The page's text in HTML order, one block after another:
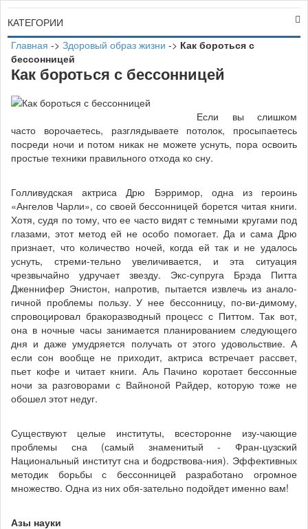
КАТЕГОРИИ
Главная -> Здоровый образ жизни -> Как бороться с
бессонницей
Как бороться с бессонницей
Если вы слишком
часто ворочаетесь, разглядываете потолок, просыпаетесь
посреди ночи и потом никак не можете уснуть, пора освоить
простые техники правильного отхода ко сну.
Голливудская актриса Дрю Бэрримор, одна из героинь
«Ангелов Чарли», со своей бессонницей борется читая книги.
Хотя, судя по тому, что ее часто видят с темными кругами под
глазами, этот метод ей не особо помогает. Да и сама Дрю
признает, что количество ночей, когда ей так и не удалось
уснуть, стреми-тельно увеличивается, и эта ситуация
чрезвычайно удручает звезду. Экс-супруга Брэда Питта
Дженнифер Энистон, напротив, пытается извлечь из анало-
гичной проблемы пользу. У нее бессонницу, по-ви-димому,
спровоцировал бракоразводный процесс с Питтом. Так вот,
она в ночные часы занимается планированием следующего
дня и даже умудряется получать от этого удовольствие. А
если сон вообще не приходит, актриса встречает рассвет,
пьет кофе и читает книги. Аль Пачино коротает бессонные
ночи за разговорами с Вайноной Райдер, которую тоже не
обошел этот недуг.
Существуют целые институты, всесторонне изу-чающие
проблемы сна (самый знаменитый - Фран-цузский
Национальный институт сна и бодрствова-ния). Эффективных
методик борьбы с бессонницей разработано огромное
множество. Одна из них обя-зательно подойдет именно вам!
Азы науки